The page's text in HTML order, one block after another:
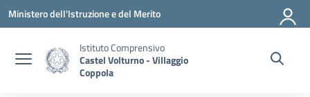
Vai ai contenuti
Vai al menu di navigazione
Vai al footer
Ministero dell'Istruzione e del Merito
Istituto Comprensivo
Castel Volturno - Villaggio
Coppola